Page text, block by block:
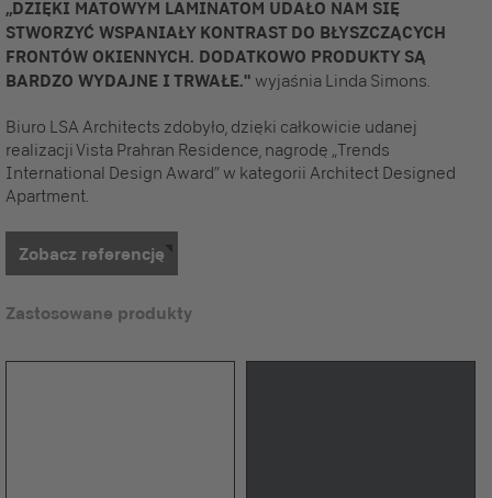
„DZIĘKI MATOWYM LAMINATOM UDAŁO NAM SIĘ
STWORZYĆ WSPANIAŁY KONTRAST DO BŁYSZCZĄCYCH
FRONTÓW OKIENNYCH. DODATKOWO PRODUKTY SĄ
BARDZO WYDAJNE I TRWAŁE." wyjaśnia Linda Simons.
Biuro LSA Architects zdobyło, dzięki całkowicie udanej
realizacji Vista Prahran Residence, nagrodę „Trends
International Design Award” w kategorii Architect Designed
Apartment.
Zobacz referencję
Zastosowane produkty